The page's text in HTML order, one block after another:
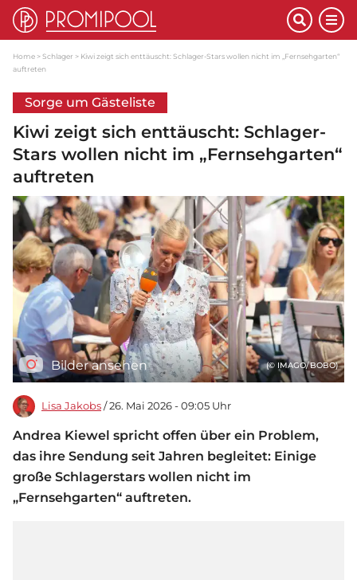
Home Schlager
Kiwi zeigt sich enttäuscht: Schlager-Stars wollen nicht im „Fernsehgarten“
auftreten
Sorge um Gästeliste
Kiwi zeigt sich enttäuscht: Schlager-
Stars wollen nicht im „Fernsehgarten“
auftreten
Bilder ansehen (© IMAGO/BOBO)
Lisa Jakobs / 26. Mai 2026 - 09:05 Uhr
Andrea Kiewel spricht offen über ein Problem,
das ihre Sendung seit Jahren begleitet: Einige
große Schlagerstars wollen nicht im
„Fernsehgarten“ auftreten.